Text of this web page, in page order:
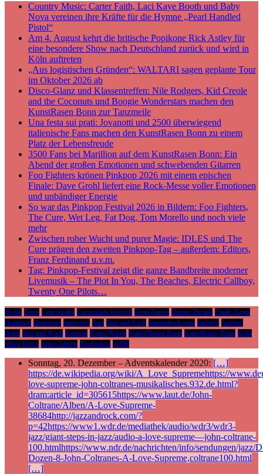
Country Music: Carter Faith, Laci Kaye Booth und Baby
Nova vereinen ihre Kräfte für die Hymne „Pearl Handled
Pistol“
Am 4. August kehrt die britische Popikone Rick Astley für
eine besondere Show nach Deutschland zurück und wird in
Köln auftreten
„Aus logistischen Gründen“: WALTARI sagen geplante Tour
im Oktober 2026 ab
Disco-Glanz und Klassentreffen: Nile Rodgers, Kid Creole
and the Coconuts und Boogie Wonderstars machen den
KunstRasen Bonn zur Tanzmeile
Una festa sui prati: Jovanotti und 2500 überwiegend
italienische Fans machen den KunstRasen Bonn zu einem
Platz der Lebensfreude
3500 Fans bei Marillion auf dem KunstRasen Bonn: Ein
Abend der großen Emotionen und schwebenden Gitarren
Foo Fighters krönen Pinkpop 2026 mit einem epischen
Finale: Dave Grohl liefert eine Rock-Messe voller Emotionen
und unbändiger Energie
So war das Pinkpop Festival 2026 in Bildern: Foo Fighters,
The Cure, Wet Leg, Fat Dog, Tom Morello und noch viele
mehr
Zwischen roher Wucht und purer Magie: IDLES und The
Cure prägen den zweiten Pinkpop-Tag – außerdem: Editors,
Franz Ferdinand u.v.m.
Tag: Pinkpop-Festival zeigt die ganze Bandbreite moderner
Livemusik – The Plot In You, The Beaches, Electric Callboy,
Twenty One Pilots…
Berlin Bonn Cem Akalin Crossroads Festival Deep Purple Dream Theater Frank Zappa
Hamburg Harmonie Interview Jazz Jazz and Rock jazzandrock.com Jazzfest Jazzfest
Bonn Jazz und Rock Konzert Kunst!Rasen Kunst!Rasen Bonn KunstRasen Bonn Köln
Miles Davis neues Album Rockpalast WDR
Sonntag, 20. Dezember – Adventskalender 2020: […]
https://de.wikipedia.org/wiki/A_Love_Supremehttps://
love-supreme-john-coltranes-musikalisches.932.de.html?
dram:article_id=305615https://www.laut.de/John-
Coltrane/Alben/A-Love-Supreme-
38684http://jazzandrock.com/?
p=42https://www1.wdr.de/mediathek/audio/wdr3/wdr3-
jazz/giant-steps-in-jazz/audio-a-love-supreme—john-coltrane-
100.htmlhttps://www.ndr.de/nachrichten/info/sendungen/jazz/
Dozen-8-John-Coltranes-A-Love-Supreme,coltrane100.html
[…]